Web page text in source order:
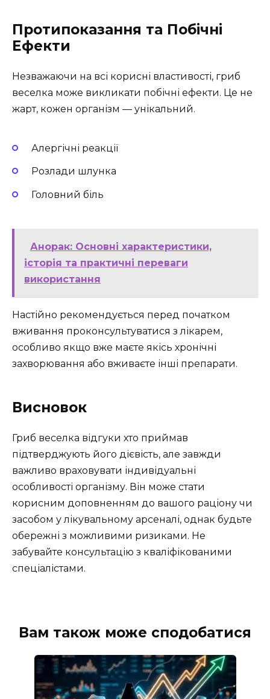
Протипоказання та Побічні
Ефекти
Незважаючи на всі корисні властивості, гриб
веселка може викликати побічні ефекти. Це не
жарт, кожен організм — унікальний.
Алергічні реакції
Розлади шлунка
Головний біль
Анорак: Основні характеристики,
історія та практичні переваги
використання
Настійно рекомендується перед початком
вживання проконсультуватися з лікарем,
особливо якщо вже маєте якісь хронічні
захворювання або вживаєте інші препарати.
Висновок
Гриб веселка відгуки хто приймав
підтверджують його дієвість, але завжди
важливо враховувати індивідуальні
особливості організму. Він може стати
корисним доповненням до вашого раціону чи
засобом у лікувальному арсеналі, однак будьте
обережні з можливими ризиками. Не
забувайте консультацію з кваліфікованими
спеціалістами.
Вам також може сподобатися